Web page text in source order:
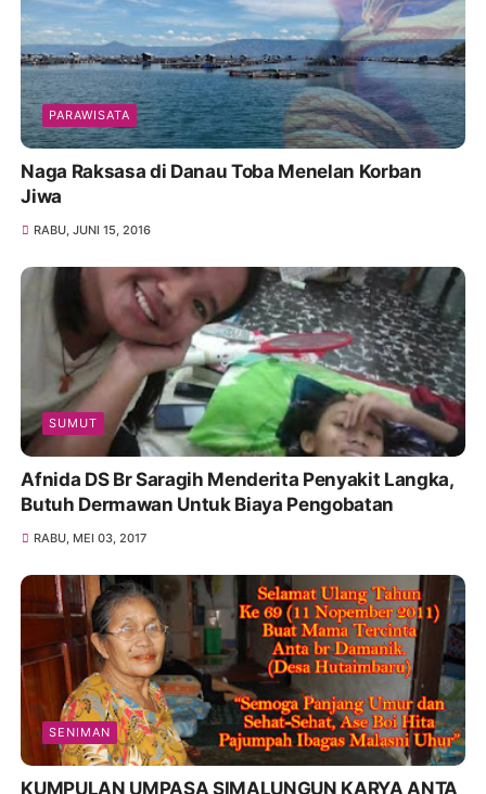
PARAWISATA
Naga Raksasa di Danau Toba Menelan Korban
Jiwa
RABU, JUNI 15, 2016
SUMUT
Afnida DS Br Saragih Menderita Penyakit Langka,
Butuh Dermawan Untuk Biaya Pengobatan
RABU, MEI 03, 2017
SENIMAN
KUMPULAN UMPASA SIMALUNGUN KARYA ANTA